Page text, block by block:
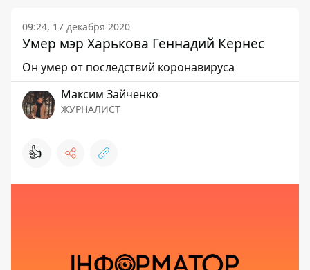
09:24, 17 декабря 2020
Умер мэр Харькова Геннадий Кернес
Он умер от последствий коронавируса
Максим Зайченко
ЖУРНАЛИСТ
👍